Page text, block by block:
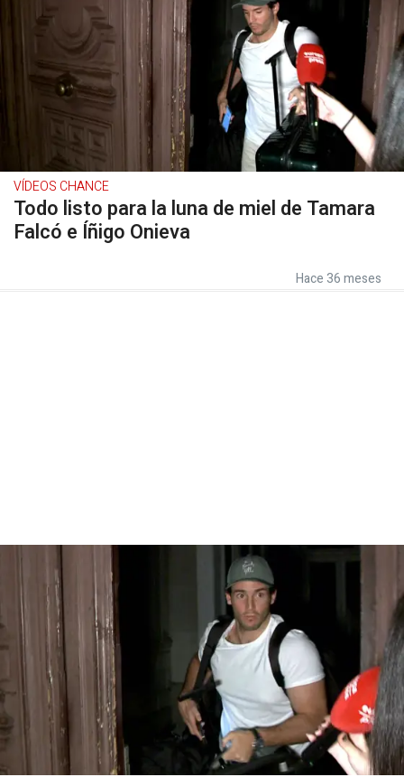
VÍDEOS CHANCE
Todo listo para la luna de miel de Tamara
Falcó e Íñigo Onieva
Hace 36 meses